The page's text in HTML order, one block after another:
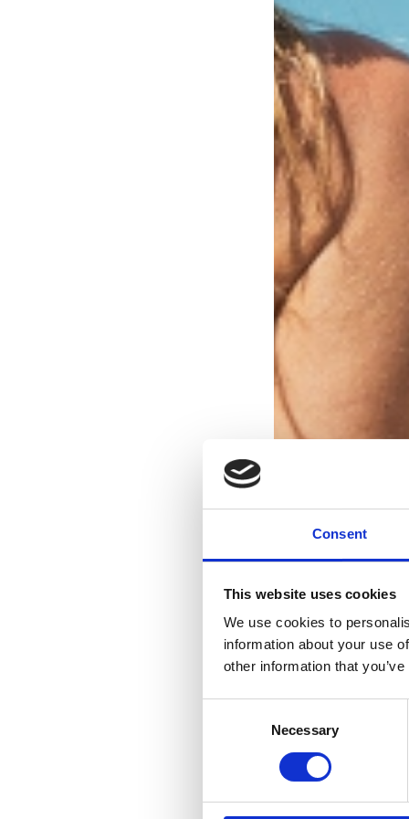
Consent
This website uses cookies
We use cookies to
information about your use
other information that
Necessary